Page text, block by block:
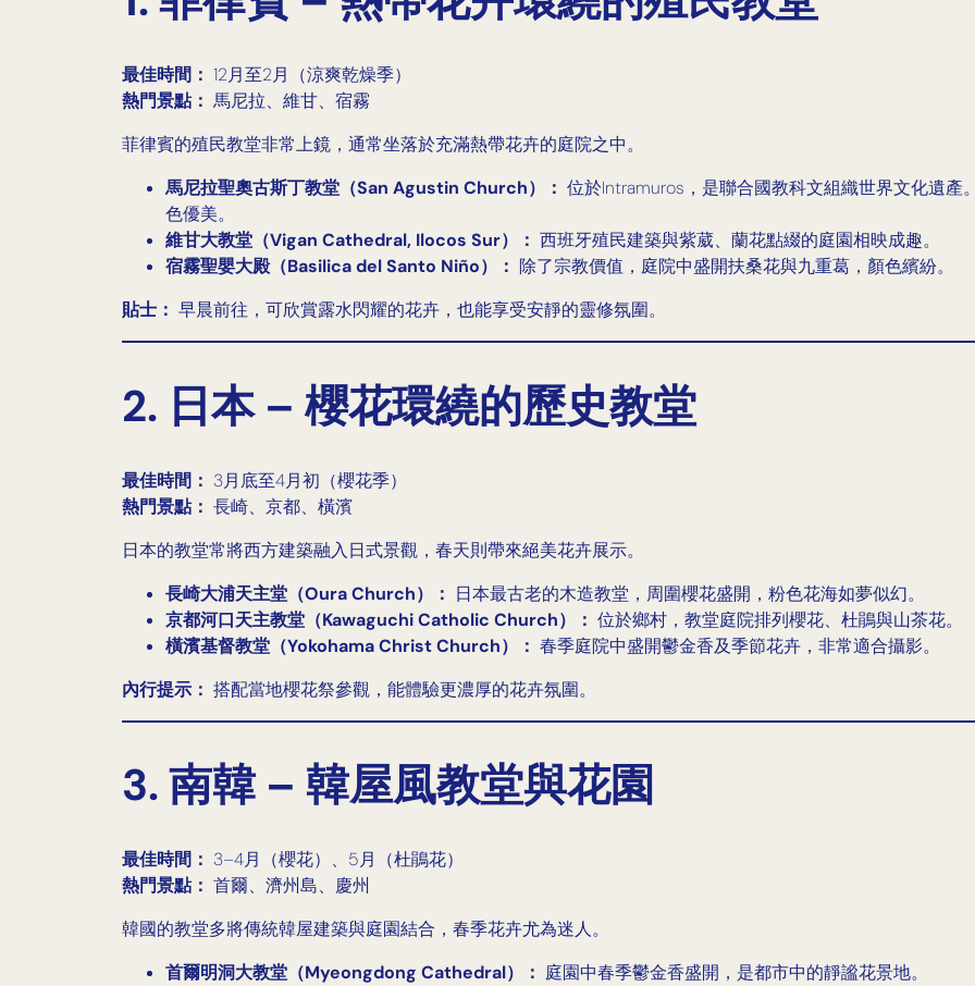
最佳時間： 12月至2月（涼爽乾燥季）
熱門景點： 馬尼拉、維甘、宿霧
菲律賓的殖民教堂非常上鏡，通常坐落於充滿熱帶花卉的庭院之中。
馬尼拉聖奧古斯丁教堂（San Agustin Church）： 位於Intramuros，是聯合國教科文組織世界文化遺
色優美。
維甘大教堂（Vigan Cathedral, Ilocos Sur）： 西班牙殖民建築與紫葳、蘭花點綴的庭園相映成趣。
宿霧聖嬰大殿（Basilica del Santo Niño）： 除了宗教價值，庭院中盛開扶桑花與九重葛，顏色繽紛。
貼士： 早晨前往，可欣賞露水閃耀的花卉，也能享受安靜的靈修氛圍。
2. 日本 – 櫻花環繞的歷史教堂
最佳時間： 3月底至4月初（櫻花季）
熱門景點： 長崎、京都、橫濱
日本的教堂常將西方建築融入日式景觀，春天則帶來絕美花卉展示。
長崎大浦天主堂（Oura Church）： 日本最古老的木造教堂，周圍櫻花盛開，粉色花海如夢似幻。
京都河口天主教堂（Kawaguchi Catholic Church）： 位於鄉村，教堂庭院排列櫻花、杜鵑與山茶花。
橫濱基督教堂（Yokohama Christ Church）： 春季庭院中盛開鬱金香及季節花卉，非常適合攝影。
內行提示： 搭配當地櫻花祭參觀，能體驗更濃厚的花卉氛圍。
3. 南韓 – 韓屋風教堂與花園
最佳時間： 3–4月（櫻花）、5月（杜鵑花）
熱門景點： 首爾、濟州島、慶州
韓國的教堂多將傳統韓屋建築與庭園結合，春季花卉尤為迷人。
首爾明洞大教堂（Myeongdong Cathedral）： 庭園中春季鬱金香盛開，是都市中的靜謐花景地。